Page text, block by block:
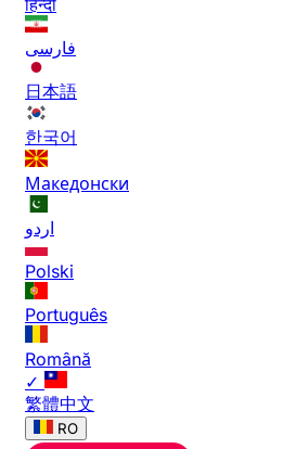
فارسی
日本語
한국어
Македонски
اردو
Polski
Português
Română
✓
繁體中文
RO